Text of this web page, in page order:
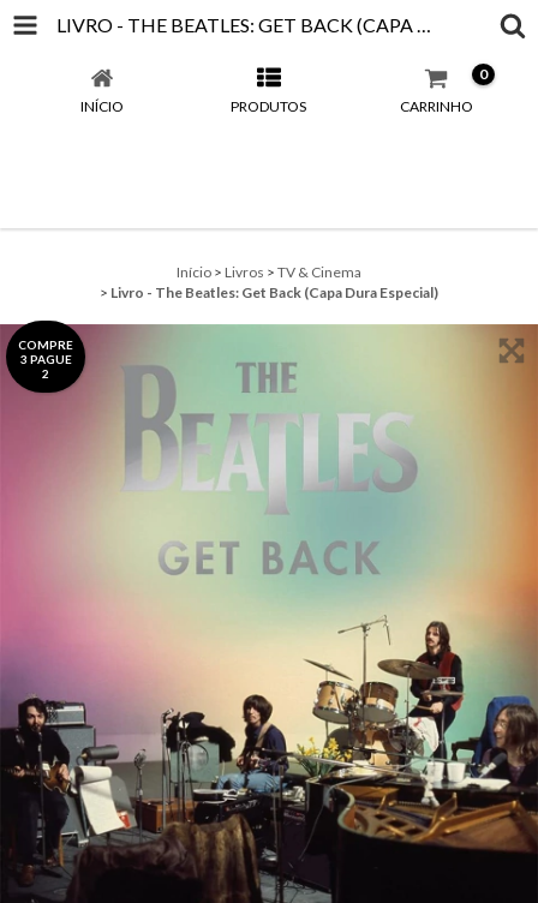
LIVRO - THE BEATLES: GET BACK (CAPA DURA ESPECIAL)
INÍCIO PRODUTOS CARRINHO
0
Início > Livros > TV & Cinema
> Livro - The Beatles: Get Back (Capa Dura Especial)
COMPRE
3 PAGUE
2